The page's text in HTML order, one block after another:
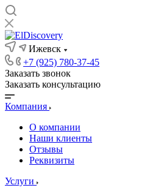
Ижевск
+7 (925) 780-37-45
Заказать звонок
Заказать консультацию
Компания
О компании
Наши клиенты
Отзывы
Реквизиты
Услуги